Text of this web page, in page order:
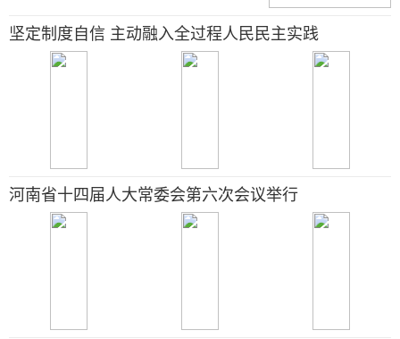
坚定制度自信 主动融入全过程人民民主实践
河南省十四届人大常委会第六次会议举行